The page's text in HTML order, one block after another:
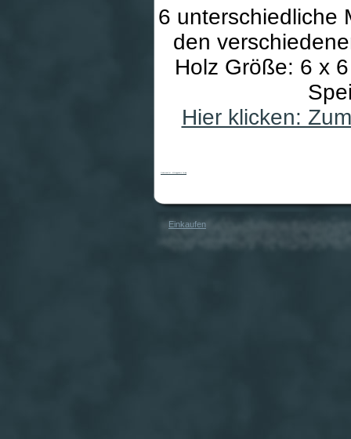
6 unterschiedliche
den
Holz Größe: 6 x
Hier klicken:
Einkaufen